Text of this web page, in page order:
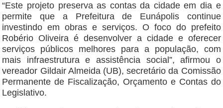
“Este projeto preserva as contas da cidade em dia e
permite que a Prefeitura de Eunápolis continue
investindo em obras e serviços. O foco do prefeito
Robério Oliveira é desenvolver a cidade e oferecer
serviços públicos melhores para a população, com
mais infraestrutura e assistência social”, afirmou o
vereador Gildair Almeida (UB), secretário da Comissão
Permanente de Fiscalização, Orçamento e Contas do
Legislativo.